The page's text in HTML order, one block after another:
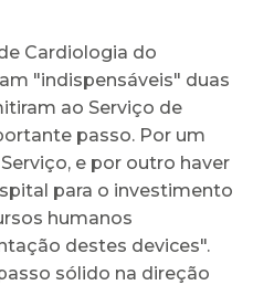
Cardiologia do
"indispensáveis" duas
ao Serviço de
passo. Por um
e por outro haver
para o investimento
humanos
destes devices".
sólido na direção